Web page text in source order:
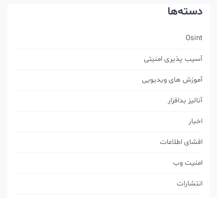
دسته‌ها
Osint
آسیب پذیری امنیتی
آموزش های ویدیویی
آنالیز بدافزار
افشای اطلاعات
امنیت وب
انتشارات